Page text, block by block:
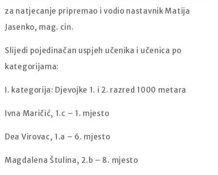
za natjecanje pripremao i vodio nastavnik Matija
Jasenko, mag. cin.
Slijedi pojedinačan uspjeh učenika i učenica po
kategorijama:
I. kategorija: Djevojke 1. i 2. razred 1000 metara
Ivna Maričić, 1.c – 1. mjesto
Dea Virovac, 1.a – 6. mjesto
Magdalena Štulina, 2.b – 8. mjesto